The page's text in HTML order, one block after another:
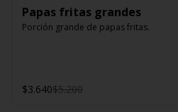
Papas fritas grandes
Porción grande de papas fritas.
$3.640$5.200